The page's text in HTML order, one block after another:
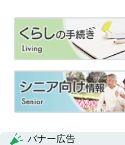
稿
ビ
シ
バナー広告